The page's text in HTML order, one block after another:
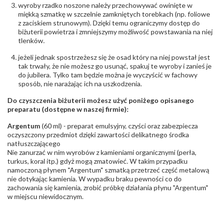
wyroby rzadko noszone należy przechowywać owinięte w
miękką szmatkę w szczelnie zamkniętych torebkach (np. foliowe
z zaciskiem strunowym). Dzięki temu ograniczymy dostęp do
biżuterii powietrza i zmniejszymy możliwość powstawania na niej
tlenków.
jeżeli jednak spostrzeżesz się że osad który na niej powstał jest
tak trwały, że nie możesz go usunąć, spakuj te wyroby i zanieś je
do jubilera. Tylko tam będzie można je wyczyścić w fachowy
sposób, nie narażając ich na uszkodzenia.
Do czyszczenia biżuterii możesz użyć poniżego opisanego
preparatu (dostępne w naszej firmie):
Argentum(60 ml) - preparat emulsyjny, czyści oraz zabezpiecza
oczyszczony przedmiot dzięki zawartości delikatnego środka
natłuszczającego
Nie zanurzać w nim wyrobów z kamieniami organicznymi (perła,
turkus, koral itp.) gdyż mogą zmatowieć. W takim przypadku
namoczoną płynem "Argentum" szmatką przetrzeć część metalową
nie dotykając kamienia. W wypadku braku pewności co do
zachowania się kamienia, zrobić próbkę działania płynu "Argentum"
w miejscu niewidocznym.